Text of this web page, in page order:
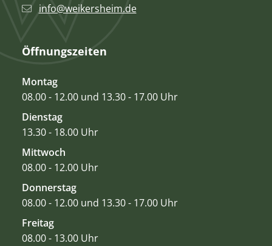
info@weikersheim.de
Öffnungszeiten
Montag
08.00 - 12.00 und 13.30 - 17.00 Uhr
Dienstag
13.30 - 18.00 Uhr
Mittwoch
08.00 - 12.00 Uhr
Donnerstag
08.00 - 12.00 und 13.30 - 17.00 Uhr
Freitag
08.00 - 13.00 Uhr